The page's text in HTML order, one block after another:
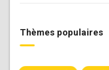
Thèmes populaires